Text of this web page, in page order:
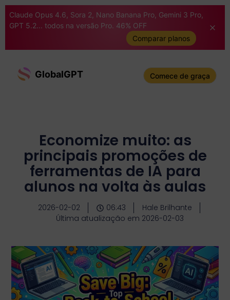
Claude Opus 4.6, Sora 2, Nano Banana Pro, Gemini 3 Pro,
GPT 5.2... todos na versão Pro. 46% OFF
Comparar planos
GlobalGPT Comece de graça
Economize muito: as
principais promoções de
ferramentas de IA para
alunos na volta às aulas
2026-02-02 06:43
Hale Brilhante
Última atualização em 2026-02-03